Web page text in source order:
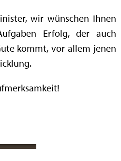
wir wünschen Ihnen
Erfolg, der auch
kommt, vor allem jenen